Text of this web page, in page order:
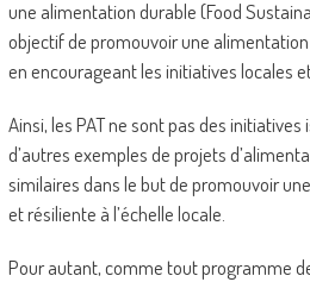
une alimentation durable (Food
objectif de promouvoir une
en encourageant les initiatives locales
Ainsi, les PAT ne sont pas des
d’autres exemples de projets
similaires dans le but de promouvoir
et résiliente à l’échelle locale.
Pour autant, comme tout programme